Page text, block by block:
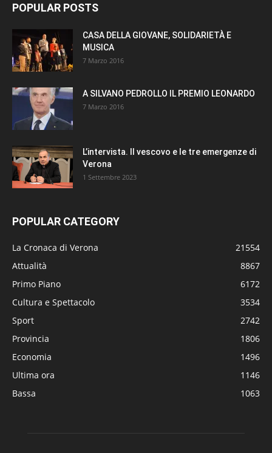
POPULAR POSTS
CASA DELLA GIOVANE, SOLIDARIETÀ E
MUSICA
7 Marzo 2016
A SILVANO PEDROLLO IL PREMIO LEONARDO
7 Marzo 2016
L’intervista. Il vescovo e le tre emergenze di
Verona
1 Settembre 2023
POPULAR CATEGORY
La Cronaca di Verona
21554
Attualità
8867
Primo Piano
6172
Cultura e Spettacolo
3534
Sport
2742
Provincia
1806
Economia
1496
Ultima ora
1146
Bassa
1063